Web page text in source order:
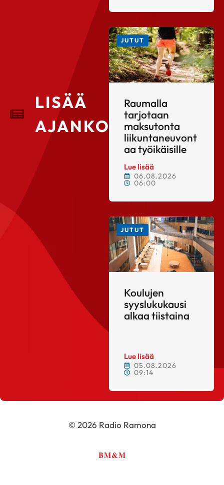
LISÄÄ
AJANKOHTAISTA
JUTUT
Raumalla
tarjotaan
maksutonta
liikuntaneuvont
aa työikäisille
Lue lisää
06.08.2026
06:00
JUTUT
Koulujen
syyslukukausi
alkaa tiistaina
Lue lisää
05.08.2026
09:14
© 2026 Radio Ramona
BM&M